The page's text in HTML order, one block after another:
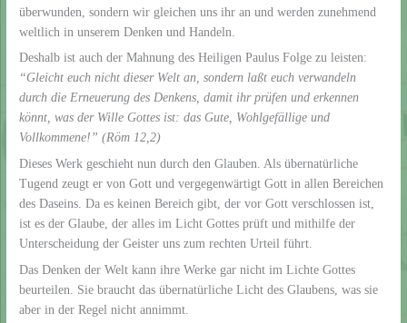
überwunden, sondern wir gleichen uns ihr an und werden zunehmend
weltlich in unserem Denken und Handeln.
Deshalb ist auch der Mahnung des Heiligen Paulus Folge zu leisten:
“Gleicht euch nicht dieser Welt an, sondern laßt euch verwandeln
durch die Erneuerung des Denkens, damit ihr prüfen und erkennen
könnt, was der Wille Gottes ist: das Gute, Wohlgefällige und
Vollkommene!” (Röm 12,2)
Dieses Werk geschieht nun durch den Glauben. Als übernatürliche
Tugend zeugt er von Gott und vergegenwärtigt Gott in allen Bereichen
des Daseins. Da es keinen Bereich gibt, der vor Gott verschlossen ist,
ist es der Glaube, der alles im Licht Gottes prüft und mithilfe der
Unterscheidung der Geister uns zum rechten Urteil führt.
Das Denken der Welt kann ihre Werke gar nicht im Lichte Gottes
beurteilen. Sie braucht das übernatürliche Licht des Glaubens, was sie
aber in der Regel nicht annimmt.